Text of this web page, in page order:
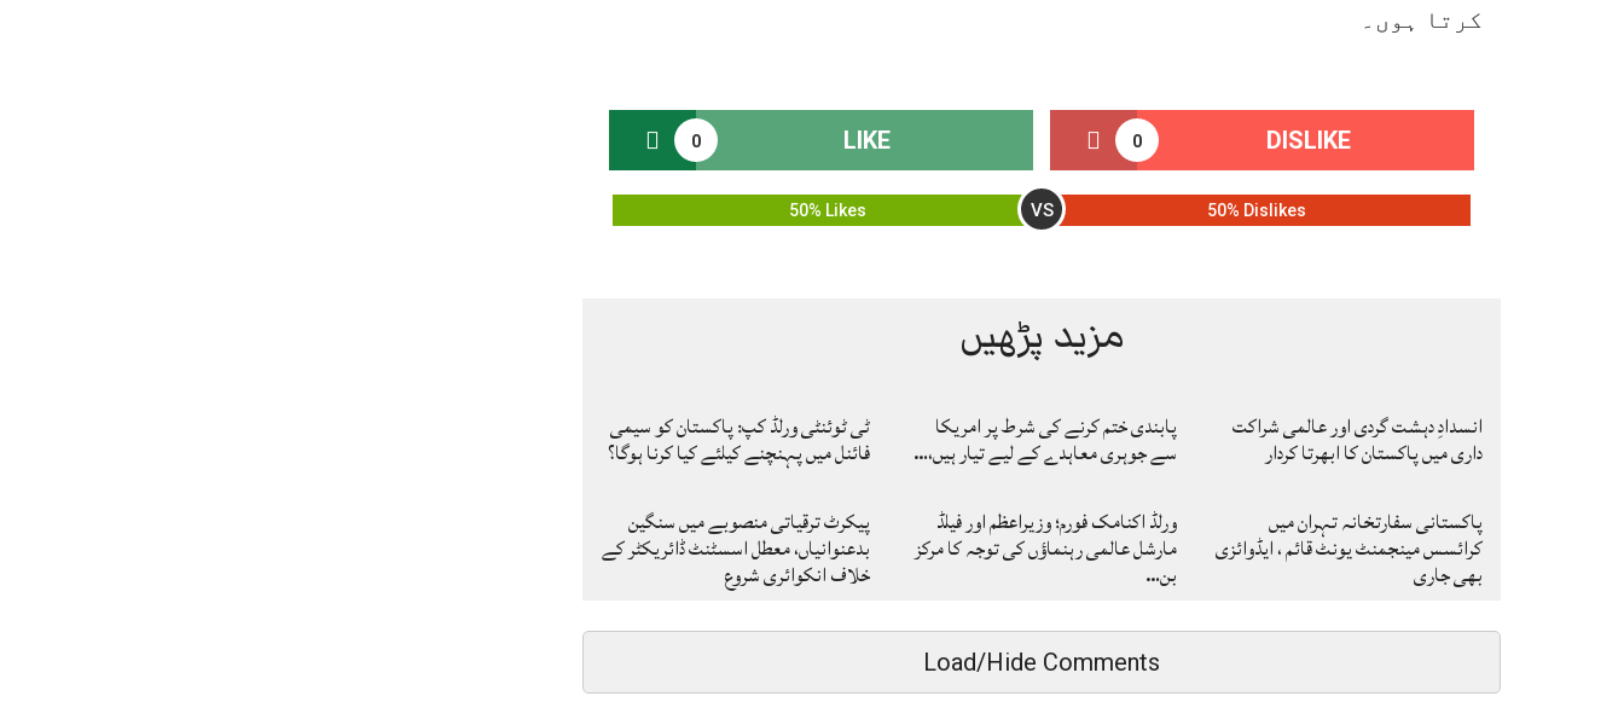
کرتا ہوں۔
0 LIKE 0 DISLIKE
50% Likes VS 50% Dislikes
مزید پڑھیں
ٹی ٹوئنٹی ورلڈ کپ: پاکستان کو سیمی
فائنل میں پہنچنے کیلئے کیا کرنا ہوگا؟
پابندی ختم کرنے کی شرط پر امریکا
سے جوہری معاہدے کے لیے تیار ہیں،…
انسدادِ دہشت گردی اور عالمی شراکت
داری میں پاکستان کا ابھرتا کردار
پیکرٹ ترقیاتی منصوبے میں سنگین
بدعنوانیاں، معطل اسسٹنٹ ڈائریکٹر کے
خلاف انکوائری شروع
ورلڈ اکنامک فورم؛ وزیراعظم اور فیلڈ
مارشل عالمی رہنماؤں کی توجہ کا مرکز
بن…
پاکستانی سفارتخانہ تہران میں
کرائسس مینجمنٹ یونٹ قائم ، ایڈوائزی
بھی جاری
Load/Hide Comments